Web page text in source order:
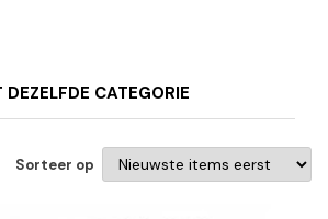
CATEGORIE
Sorteer op